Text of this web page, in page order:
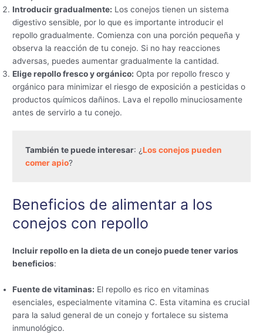
Introducir gradualmente: Los conejos tienen un sistema
digestivo sensible, por lo que es importante introducir el
repollo gradualmente. Comienza con una porción pequeña y
observa la reacción de tu conejo. Si no hay reacciones
adversas, puedes aumentar gradualmente la cantidad.
Elige repollo fresco y orgánico: Opta por repollo fresco y
orgánico para minimizar el riesgo de exposición a pesticidas o
productos químicos dañinos. Lava el repollo minuciosamente
antes de servirlo a tu conejo.
También te puede interesar: ¿Los conejos pueden
comer apio?
Beneficios de alimentar a los
conejos con repollo
Incluir repollo en la dieta de un conejo puede tener varios
beneficios:
Fuente de vitaminas: El repollo es rico en vitaminas
esenciales, especialmente vitamina C. Esta vitamina es crucial
para la salud general de un conejo y fortalece su sistema
inmunológico.